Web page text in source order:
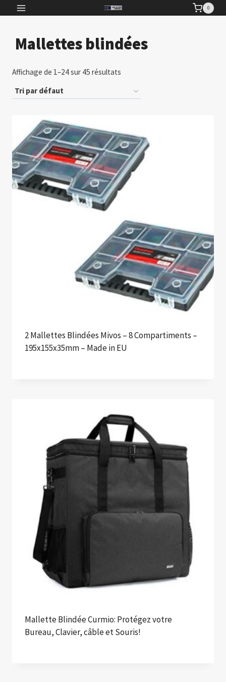
0
Mallettes blindées
Affichage de 1–24 sur 45 résultats
2 Mallettes Blindées Mivos – 8 Compartiments –
195x155x35mm – Made in EU
Mallette Blindée Curmio: Protégez votre
Bureau, Clavier, câble et Souris!